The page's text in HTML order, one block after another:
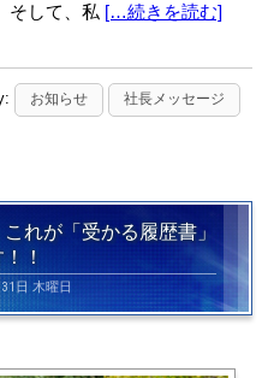
そして、私 […続きを読む]
お知らせ 社長メッセージ
れが「受かる履歴書」
！
日 木曜日